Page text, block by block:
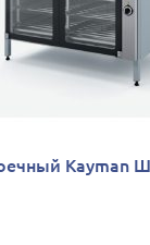
Kayman